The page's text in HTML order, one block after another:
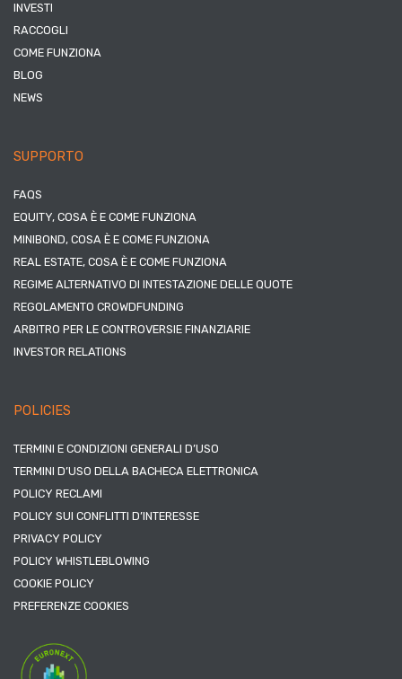
INVESTI
RACCOGLI
COME FUNZIONA
BLOG
NEWS
SUPPORTO
FAQS
EQUITY, COSA È E COME FUNZIONA
MINIBOND, COSA È E COME FUNZIONA
REAL ESTATE, COSA È E COME FUNZIONA
REGIME ALTERNATIVO DI INTESTAZIONE DELLE QUOTE
REGOLAMENTO CROWDFUNDING
ARBITRO PER LE CONTROVERSIE FINANZIARIE
INVESTOR RELATIONS
POLICIES
TERMINI E CONDIZIONI GENERALI D’USO
TERMINI D’USO DELLA BACHECA ELETTRONICA
POLICY RECLAMI
POLICY SUI CONFLITTI D’INTERESSE
PRIVACY POLICY
POLICY WHISTLEBLOWING
COOKIE POLICY
PREFERENZE COOKIES